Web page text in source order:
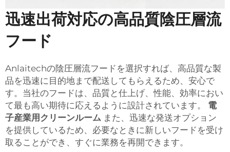
迅速出荷対応の高品質陰圧層流
フード
Anlaitechの陰圧層流フードを選択すれば、高品質な製
品を迅速に目的地まで配送してもらえるため、安心で
す。当社のフードは、品質と仕上げ、性能、効率におい
て最も高い期待に応えるように設計されています。 電
子産業用クリーンルーム また、迅速な発送オプション
を提供しているため、必要なときに新しいフードを受け
取ることができ、すぐに業務を再開できます。